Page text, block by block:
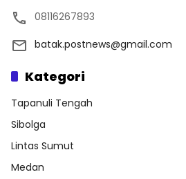
08116267893
batak.postnews@gmail.com
Kategori
Tapanuli Tengah
Sibolga
Lintas Sumut
Medan